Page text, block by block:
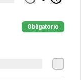
prensado.
Obligatorio